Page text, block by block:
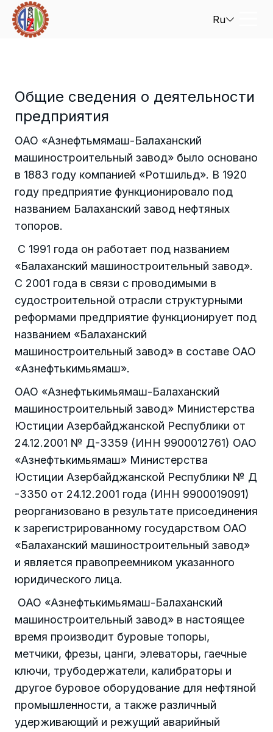
Ru
Общие сведения о деятельности
предприятия
ОАО «Азнефтьмямаш-Балаханский
машиностроительный завод» было основано
в 1883 году компанией «Ротшильд». В 1920
году предприятие функционировало под
названием Балаханский завод нефтяных
топоров.
С 1991 года он работает под названием
«Балаханский машиностроительный завод».
С 2001 года в связи с проводимыми в
судостроительной отрасли структурными
реформами предприятие функционирует под
названием «Балаханский
машиностроительный завод» в составе ОАО
«Азнефтькимьямаш».
ОАО «Азнефтькимьямаш-Балаханский
машиностроительный завод» Министерства
Юстиции Азербайджанской Республики от
24.12.2001 № Д-3359 (ИНН 9900012761) ОАО
«Азнефтькимьямаш» Министерства
Юстиции Азербайджанской Республики № Д
-3350 от 24.12.2001 года (ИНН 9900019091)
реорганизовано в результате присоединения
к зарегистрированному государством ОАО
«Балаханский машиностроительный завод»
и является правопреемником указанного
юридического лица.
ОАО «Азнефтькимьямаш-Балаханский
машиностроительный завод» в настоящее
время производит буровые топоры,
метчики, фрезы, цанги, элеваторы, гаечные
ключи, трубодержатели, калибраторы и
другое буровое оборудование для нефтяной
промышленности, а также различный
удерживающий и режущий аварийный